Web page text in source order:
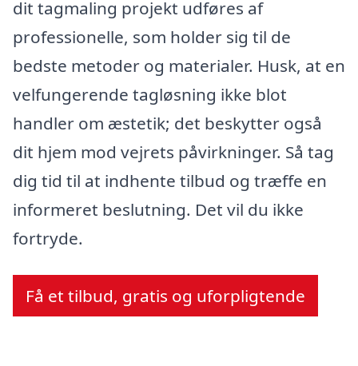
dit tagmaling projekt udføres af
professionelle, som holder sig til de
bedste metoder og materialer. Husk, at en
velfungerende tagløsning ikke blot
handler om æstetik; det beskytter også
dit hjem mod vejrets påvirkninger. Så tag
dig tid til at indhente tilbud og træffe en
informeret beslutning. Det vil du ikke
fortryde.
Få et tilbud, gratis og uforpligtende